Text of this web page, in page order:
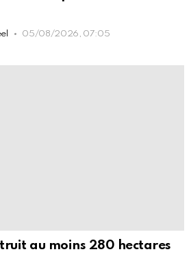
05/08/2026, 07:05
au moins 280 hectares